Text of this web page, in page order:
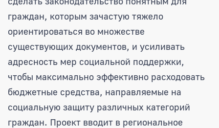
граждан, которым зачастую тяжело
ориентироваться во множестве
существующих документов, и усиливать
адресность мер социальной поддержки,
чтобы максимально эффективно расходовать
бюджетные средства, направляемые на
социальную защиту различных категорий
граждан. Проект вводит в региональное